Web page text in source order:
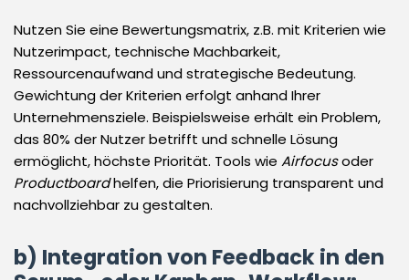
Nutzen Sie eine Bewertungsmatrix, z.B. mit Kriterien wie
Nutzerimpact, technische Machbarkeit,
Ressourcenaufwand und strategische Bedeutung.
Gewichtung der Kriterien erfolgt anhand Ihrer
Unternehmensziele. Beispielsweise erhält ein Problem,
das 80% der Nutzer betrifft und schnelle Lösung
ermöglicht, höchste Priorität. Tools wie Airfocusoder
Productboardhelfen, die Priorisierung transparent und
nachvollziehbar zu gestalten.
b) Integration von Feedback in den